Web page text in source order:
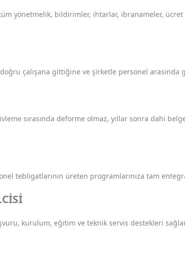
yönetmelik, bildirimler, ihtarlar, ibranameler,
çalışana gittiğine ve şirketle personel arasında
sırasında deforme olmaz, yıllar sonra dahi
tebligatlarının üreten programlarınıza tam
kurulum, eğitim ve teknik servis destekleri